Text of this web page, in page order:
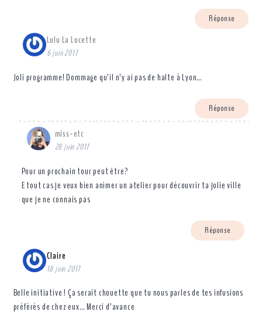
Réponse
Lulu La Lucette
6 juin 2017
Joli programme! Dommage qu’il n’y ai pas de halte à Lyon…
Réponse
miss-etc
28 juin 2017
Pour un prochain tour peut être?
E tout cas je veux bien animer un atelier pour découvrir ta jolie ville
que je ne connais pas
Réponse
Claire
18 juin 2017
Belle initiative ! Ça serait chouette que tu nous parles de tes infusions
préférés de chez eux… Merci d’avance